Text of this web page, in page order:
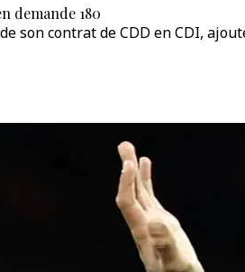
demande 180
son contrat de CDD en CDI,